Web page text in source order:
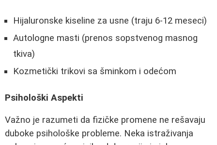
Hijaluronske kiseline za usne (traju 6-12 meseci)
Autologne masti (prenos sopstvenog masnog
tkiva)
Kozmetički trikovi sa šminkom i odećom
Psihološki Aspekti
Važno je razumeti da fizičke promene ne rešavaju
duboke psihološke probleme. Neka istraživanja